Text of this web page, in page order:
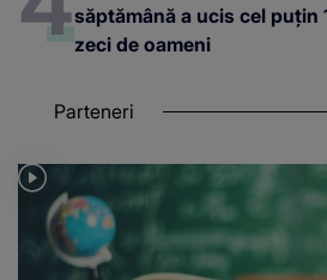
săptămână a ucis cel puțin
zeci de oameni
Parteneri